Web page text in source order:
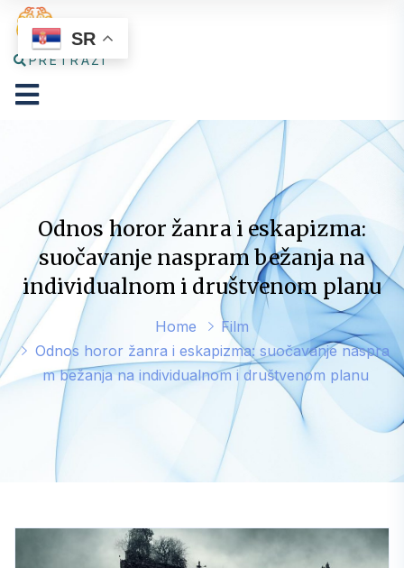
PRETRAŽI
Odnos horor žanra i eskapizma:
suočavanje naspram bežanja na
individualnom i društvenom planu
Home
Film
Odnos horor žanra i eskapizma: suočavanje naspra
m bežanja na individualnom i društvenom planu
SR